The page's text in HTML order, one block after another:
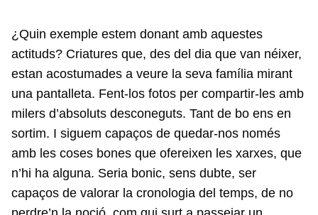
¿Quin exemple estem donant amb aquestes
actituds? Criatures que, des del dia que van néixer,
estan acostumades a veure la seva família mirant
una pantalleta. Fent-los fotos per compartir-les amb
milers d’absoluts desconeguts. Tant de bo ens en
sortim. I siguem capaços de quedar-nos només
amb les coses bones que ofereixen les xarxes, que
n’hi ha alguna. Seria bonic, sens dubte, ser
capaços de valorar la cronologia del temps, de no